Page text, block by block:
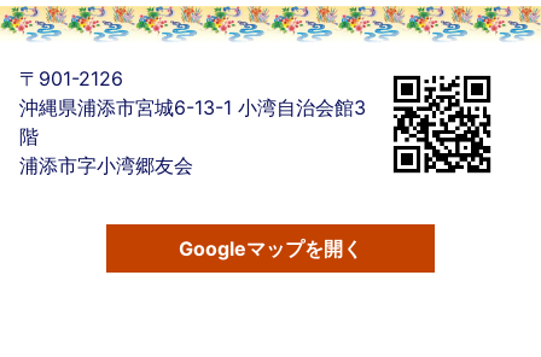
〒901-2126
沖縄県浦添市宮城6-13-1 小湾自治会館3
階
浦添市字小湾郷友会
Googleマップを開く